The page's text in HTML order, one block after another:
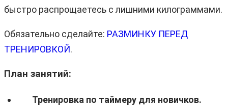
быстро распрощаетесь с лишними килограммами.
Обязательно сделайте: РАЗМИНКУ ПЕРЕД
ТРЕНИРОВКОЙ.
План занятий:
Тренировка по таймеру для новичков.